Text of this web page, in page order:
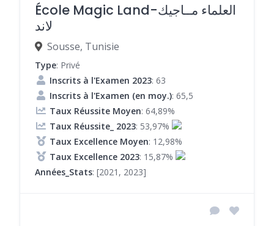
École Magic Land-العلماء مــاجيك
لاند
Sousse, Tunisie
Type: Privé
Inscrits à l'Examen 2023: 63
Inscrits à l'Examen (en moy.): 65,5
Taux Réussite Moyen: 64,89%
Taux Réussite_ 2023: 53,97%
Taux Excellence Moyen: 12,98%
Taux Excellence 2023: 15,87%
Années_Stats: [2021, 2023]